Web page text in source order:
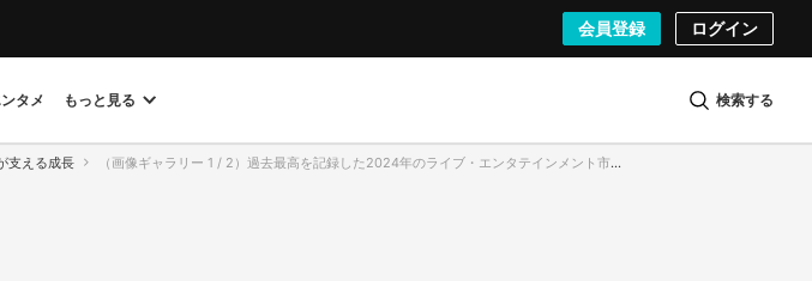
会員登録 ログイン
タメ もっと見る 検索する
支える成長 （画像ギャラリー 1 / 2）過去最高を記録した2024年のライブ・エンタテインメント市場（画像はイメージ）